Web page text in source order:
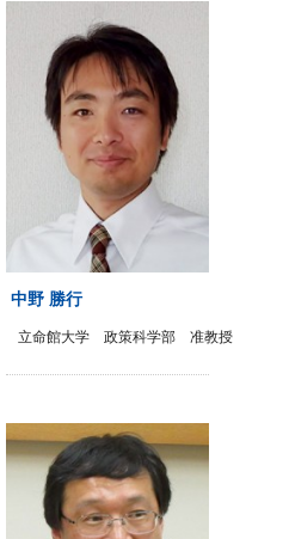
中野 勝行
立命館大学 政策科学部 准教授